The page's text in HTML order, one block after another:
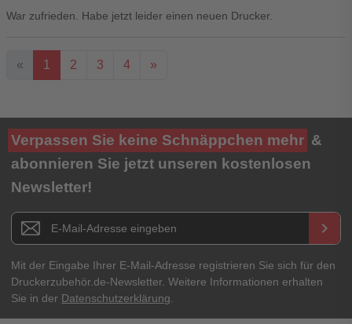
War zufrieden. Habe jetzt leider einen neuen Drucker.
« 1 2 3 4 »
Ihre Bewertung**
★★★★★
Titel**
E-Mail-Adresse
Ihr Passwort
Verpassen Sie keine Schnäppchen mehr &
abonnieren Sie jetzt unseren kostenlosen
Newsletter!
Newsletter E-Mail Adresse keyboard_arrow_right
Mit der Eingabe Ihrer E-Mail-Adresse registrieren Sie sich für den
Druckerzubehör.de-Newsletter. Weitere Informationen erhalten
Sie in der Datenschutzerklärung.